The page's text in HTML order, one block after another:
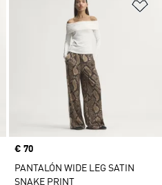
Añadir a la lista de deseos
Precio
€ 70
PANTALÓN WIDE LEG SATIN
SNAKE PRINT